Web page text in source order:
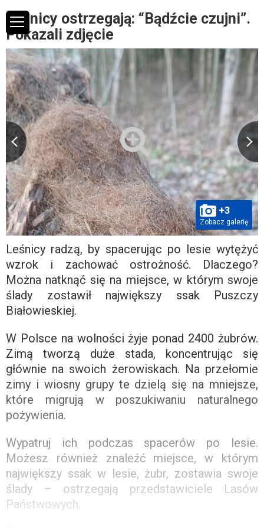
Leśnicy ostrzegają: “Bądźcie czujni”.
Pokazali zdjęcie
+3
Zobacz galerię
Leśnicy radzą, by spacerując po lesie wytężyć
wzrok i zachować ostrożność. Dlaczego?
Można natknąć się na miejsce, w którym swoje
ślady zostawił największy ssak Puszczy
Białowieskiej.
W Polsce na wolności żyje ponad 2400 żubrów.
Zimą tworzą duże stada, koncentrując się
głównie na swoich żerowiskach. Na przełomie
zimy i wiosny grupy te dzielą się na mniejsze,
które migrują w poszukiwaniu naturalnego
pożywienia.
Wypatruj ich podczas spacerów po lesie.
Możesz również znaleźć miejsce, w którym
największy ssak w lesie, żubr, zostawia swoje
ślady – ostrzegają przedstawiciele Lasów
Państwowych.